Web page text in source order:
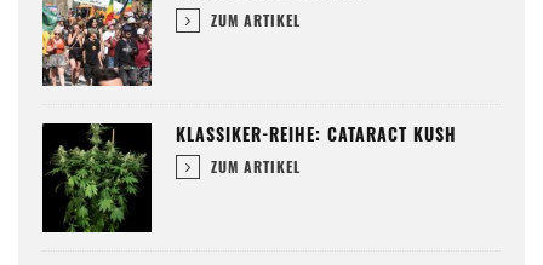
ZUM ARTIKEL
KLASSIKER-REIHE: CATARACT KUSH
ZUM ARTIKEL